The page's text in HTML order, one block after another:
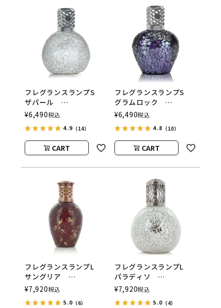
フレグランスランプS
ザパール
ASHLEIGH&BURWOOD
（アシュレイアンドバー
ウッド）
¥6,490税込
4.9 （14）
CART
フレグランスランプS
グラムロック
ASHLEIGH&BURWOOD
（アシュレイアンドバー
ウッド）
¥6,490税込
4.8 （10）
CART
フレグランスランプL
サングリア
ASHLEIGH&BURWOOD
（アシュレイアンドバー
¥7,920税込
5.0 （6）
フレグランスランプL
パラディソ
ASHLEIGH&BURWOOD
（アシュレイアンドバー
¥7,920税込
5.0（4）